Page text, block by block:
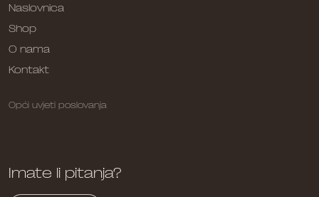
Naslovnica
Shop
O nama
Kontakt
Opći uvjeti poslovanja
Imate li pitanja?